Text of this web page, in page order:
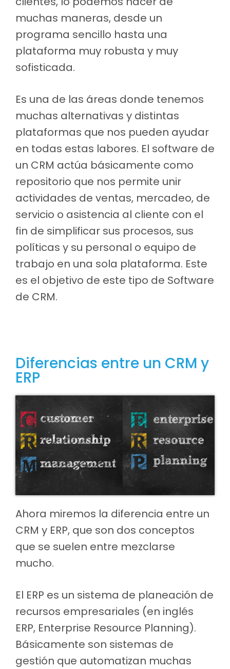
muchas maneras, desde un
programa sencillo hasta una
plataforma muy robusta y muy
sofisticada.
Es una de las áreas donde tenemos
muchas alternativas y distintas
plataformas que nos pueden ayudar
en todas estas labores. El software de
un CRM actúa básicamente como
repositorio que nos permite unir
actividades de ventas, mercadeo, de
servicio o asistencia al cliente con el
fin de simplificar sus procesos, sus
políticas y su personal o equipo de
trabajo en una sola plataforma. Este
es el objetivo de este tipo de Software
de CRM.
Diferencias entre un CRM y
ERP
Ahora miremos la diferencia entre un
CRM y ERP, que son dos conceptos
que se suelen entre mezclarse
mucho.
El ERP es un sistema de planeación de
recursos empresariales (en inglés
ERP, Enterprise Resource Planning).
Básicamente son sistemas de
gestión que automatizan muchas